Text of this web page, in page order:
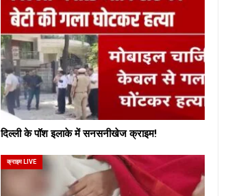
दिल्ली के पॉश इलाके में सनसनीखेज क्राइम!
क्राइम LIVE